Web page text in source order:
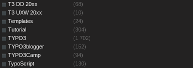
T3 DD 20xx
(68)
T3 UXW 20xx
(10)
Templates
(24)
Tutorial
(304)
TYPO3
(1.702)
TYPO3blogger
(152)
TYPO3Camp
(94)
TypoScript
(130)